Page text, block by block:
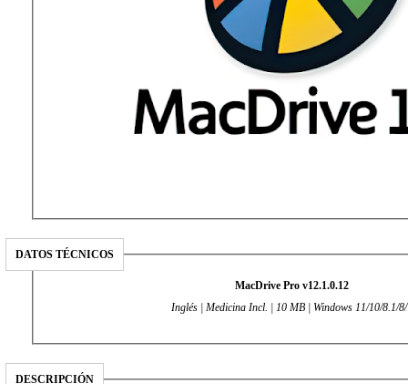
DATOS TÉCNICOS
MacDrive Pro v12.1.0.12
Inglés | Medicina Incl. | 10 MB | Windows 11/10/8.1/
DESCRIPCIÓN